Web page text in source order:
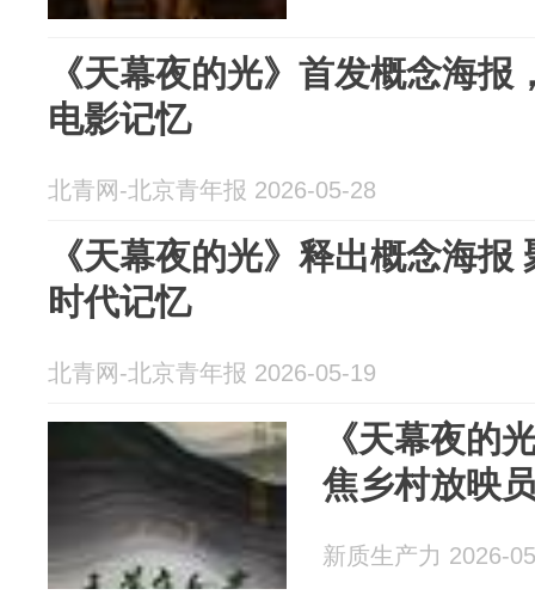
《天幕夜的光》首发概念海
电影记忆
北青网-北京青年报 2026-05-28
《天幕夜的光》释出概念海报
时代记忆
北青网-北京青年报 2026-05-19
《天幕夜的
焦乡村放映
新质生产力 2026-